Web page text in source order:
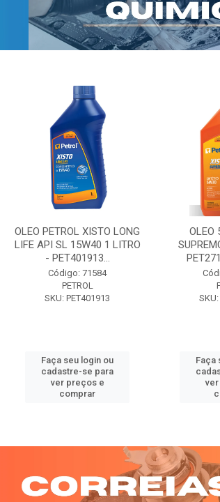
OLEO PETROL XISTO LONG
LIFE API SL 15W40 1 LITRO
- PET401913...
Código: 71584
PETROL
SKU: PET401913
Faça seu login ou
cadastre-se para
ver preços e
comprar
OLEO
Faça